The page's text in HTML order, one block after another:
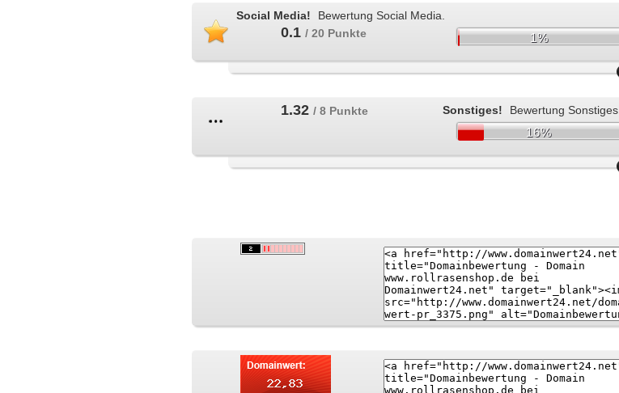
Social Media! Bewertung Social Media.
0.1 / 20 Punkte 1%
Sonstiges! Bewertung Sonstiges.
1.32 / 8 Punkte
16%